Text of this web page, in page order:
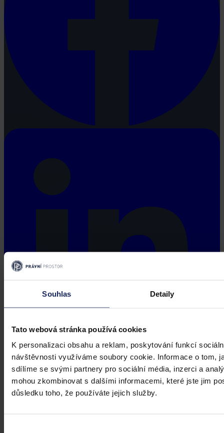
Souhlas Detaily
Tato webová stránka používá cookies
K personalizaci obsahu a reklam, poskytování funkcí
návštěvnosti využíváme soubory cookie. Informace o tom,
sdílíme se svými partnery pro sociální média, inzerci a
mohou zkombinovat s dalšími informacemi, které jste jim
důsledku toho, že používáte jejich služby.